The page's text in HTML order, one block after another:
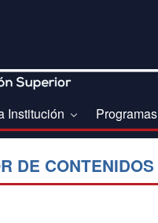
Institución Programas
DE CONTENIDOS